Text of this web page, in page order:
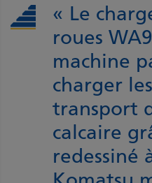
« Le
roues
machine
charger
transport
calcaire
redessiné